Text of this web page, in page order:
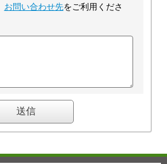
お問い合わせ先をご利用くださ